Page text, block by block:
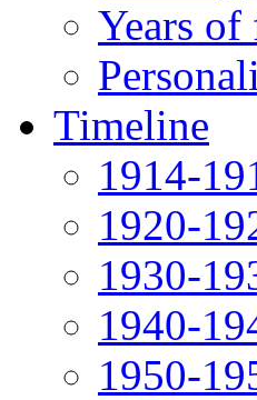
Years
Timeline
1914-
1920-
1930-
1940-
1950-